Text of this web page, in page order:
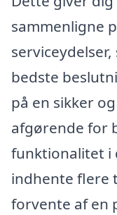
sammenligne
bedste
på en sikker
afgørende for
funktionalitet i
indhente flere
forvente af en